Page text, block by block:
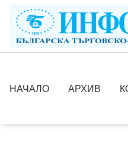
НАЧАЛО АРХИВ